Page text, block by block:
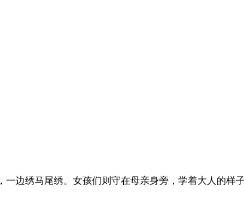
边绣马尾绣。女孩们则守在母亲身旁，学着大人的样